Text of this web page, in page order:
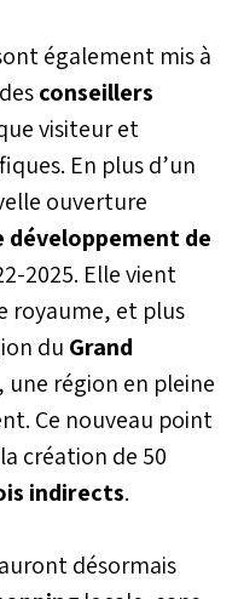
également mis à
conseillers
visiteur et
En plus d’un
ouverture
de
2025. Elle vient
royaume, et plus
du Grand
, une région en pleine
Ce nouveau point
création de 50
indirects.
auront désormais